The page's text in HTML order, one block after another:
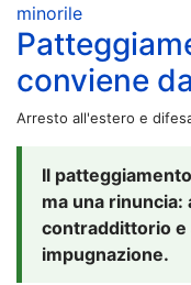
minorile
conviene
Arresto all'estero e
Il
ma una rinuncia:
contraddittorio e
impugnazione.